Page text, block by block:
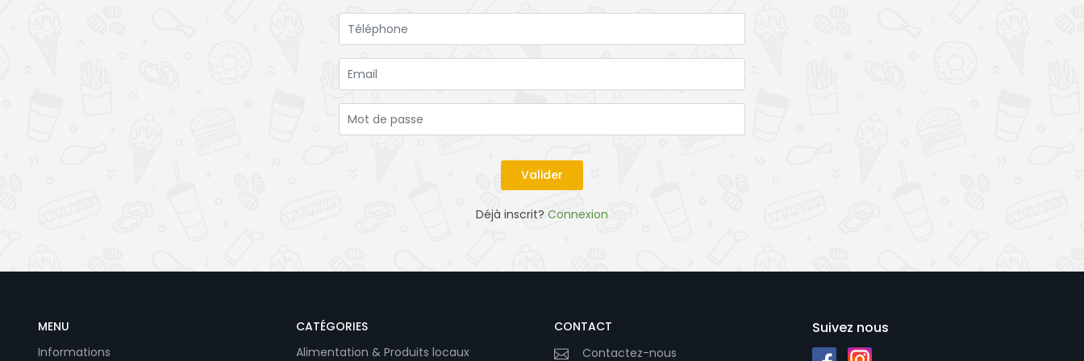
Déjà inscrit? Connexion
MENU
Informations
CATÉGORIES
Alimentation & Produits locaux
CONTACT
Contactez-nous
Suivez nous